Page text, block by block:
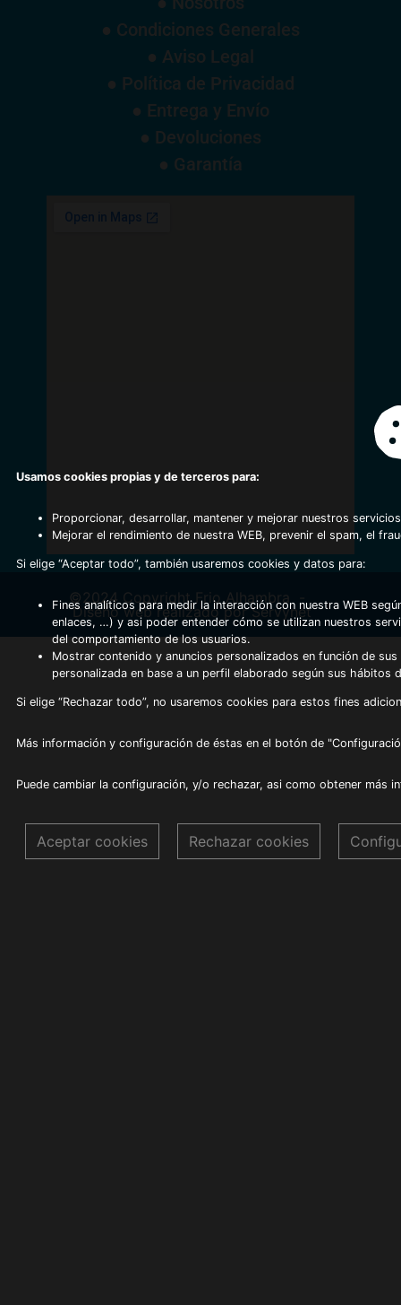
● Condiciones Generales
● Aviso Legal
● Política de Privacidad
● Entrega y Envío
● Devoluciones
● Garantía
©2024 Copyright Frio Alhambra
Diseño web realizado por Servynet
Usamos cookies propias y de terceros para:
Proporcionar, desarrollar, mantener y mejorar nuestros
Mejorar el rendimiento de nuestra WEB, prevenir el spam, el
Si elige “Aceptar todo”, también usaremos cookies y datos para:
Fines analíticos para medir la interacción con nuestra WEB
enlaces, …) y asi poder entender cómo se utilizan nuestros
del comportamiento de los usuarios.
Mostrar contenido y anuncios personalizados en función de
personalizada en base a un perfil elaborado según sus hábitos
Si elige “Rechazar todo”, no usaremos cookies para estos fines
Más información y configuración de éstas en el botón de
Puede cambiar la configuración, y/o rechazar, asi como obtener más
Aceptar cookies Rechazar cookies